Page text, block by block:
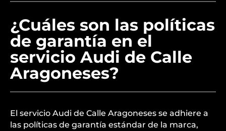
¿Cuáles son las políticas
de garantía en el
servicio Audi de Calle
Aragoneses?
El servicio Audi de Calle Aragoneses se adhiere a
las políticas de garantía estándar de la marca,